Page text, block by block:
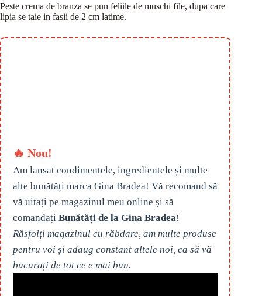
Peste crema de branza se pun feliile de muschi file, dupa care
lipia se taie in fasii de 2 cm latime.
🔥 Nou!
Am lansat condimentele, ingredientele și multe
alte bunătăți marca Gina Bradea! Vă recomand să
vă uitați pe magazinul meu online și să
comandați Bunătăți de la Gina Bradea!
Răsfoiți magazinul cu răbdare, am multe produse
pentru voi și adaug constant altele noi, ca să vă
bucurați de tot ce e mai bun.